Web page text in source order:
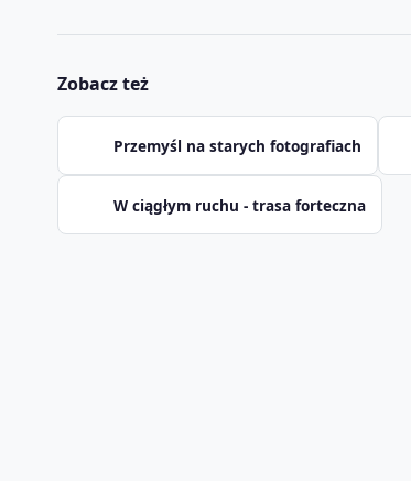
Zobacz też
Przemyśl na starych fotografiach
W ciągłym ruchu - trasa forteczna